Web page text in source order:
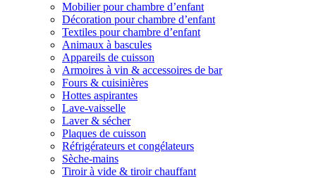
Mobilier pour chambre d’enfant
Décoration pour chambre d’enfant
Textiles pour chambre d’enfant
Animaux à bascules
Appareils de cuisson
Armoires à vin & accessoires de bar
Fours & cuisinières
Hottes aspirantes
Lave-vaisselle
Laver & sécher
Plaques de cuisson
Réfrigérateurs et congélateurs
Sèche-mains
Tiroir à vide & tiroir chauffant